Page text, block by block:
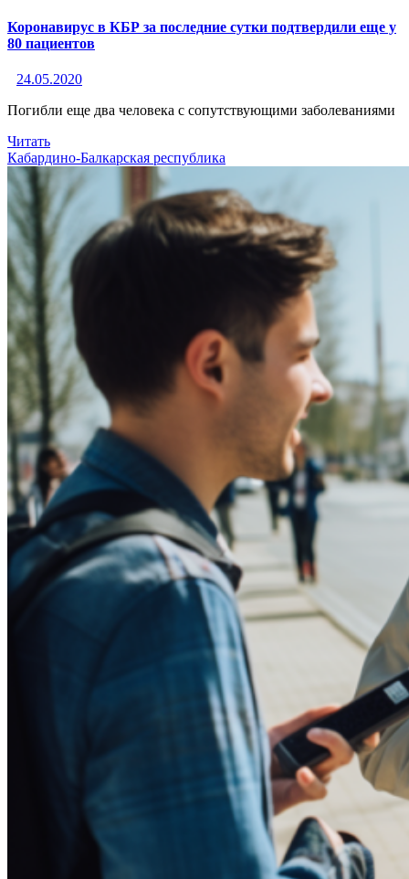
Коронавирус в КБР за последние сутки подтвердили еще у
80 пациентов
24.05.2020
Погибли еще два человека с сопутствующими заболеваниями
Читать
Кабардино-Балкарская республика